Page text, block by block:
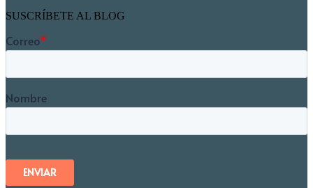
SUSCRÍBETE AL BLOG